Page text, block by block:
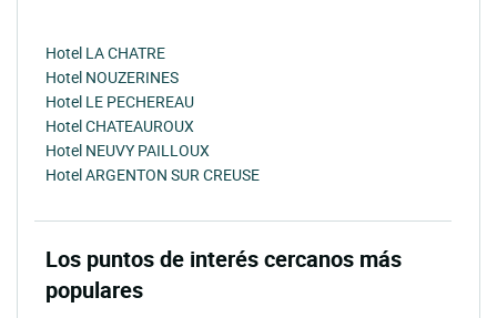
Hotel LA CHATRE
Hotel NOUZERINES
Hotel LE PECHEREAU
Hotel CHATEAUROUX
Hotel NEUVY PAILLOUX
Hotel ARGENTON SUR CREUSE
Los puntos de interés cercanos más
populares